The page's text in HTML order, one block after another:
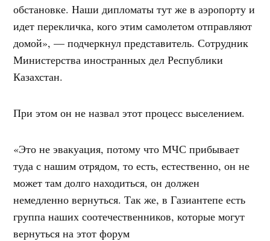
обстановке. Наши дипломаты тут же в аэропорту и
идет перекличка, кого этим самолетом отправляют
домой», — подчеркнул представитель. Сотрудник
Министерства иностранных дел Республики
Казахстан.
При этом он не назвал этот процесс выселением.
«Это не эвакуация, потому что МЧС прибывает
туда с нашим отрядом, то есть, естественно, он не
может там долго находиться, он должен
немедленно вернуться. Так же, в Газиантепе есть
группа наших соотечественников, которые могут
вернуться на этот форум